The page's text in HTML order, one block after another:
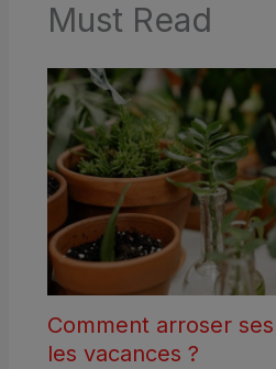
Must Read
Comment arroser
les vacances ?